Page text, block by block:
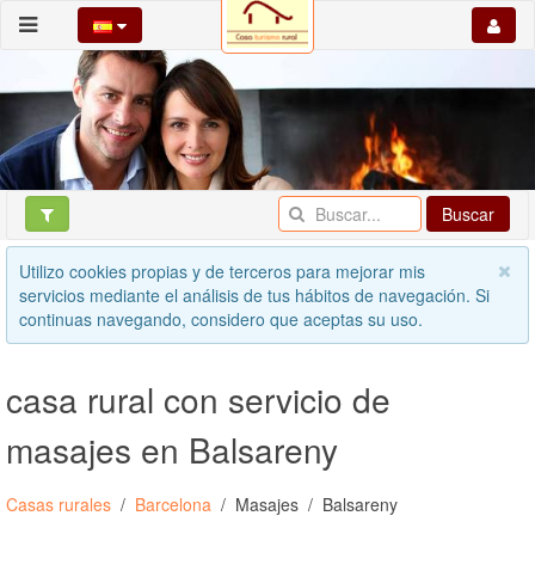
Buscar
Utilizo cookies propias y de terceros para mejorar mis
servicios mediante el análisis de tus hábitos de navegación. Si
continuas navegando, considero que aceptas su uso.
casa rural con servicio de
masajes en Balsareny
Casas rurales Barcelona Masajes Balsareny